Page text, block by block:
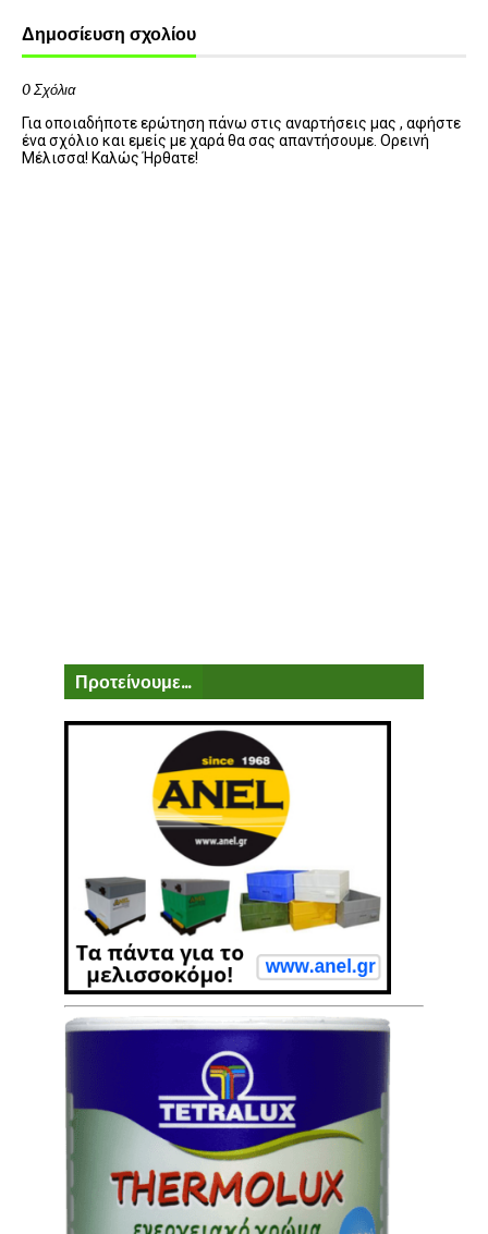
Δημοσίευση σχολίου
0 Σχόλια
Για οποιαδήποτε ερώτηση πάνω στις αναρτήσεις μας , αφήστε
ένα σχόλιο και εμείς με χαρά θα σας απαντήσουμε. Ορεινή
Μέλισσα! Καλώς Ήρθατε!
Προτείνουμε...